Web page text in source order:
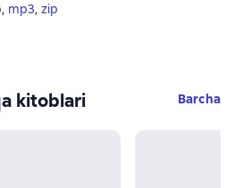
, mp3, zip
kitoblari Barcha